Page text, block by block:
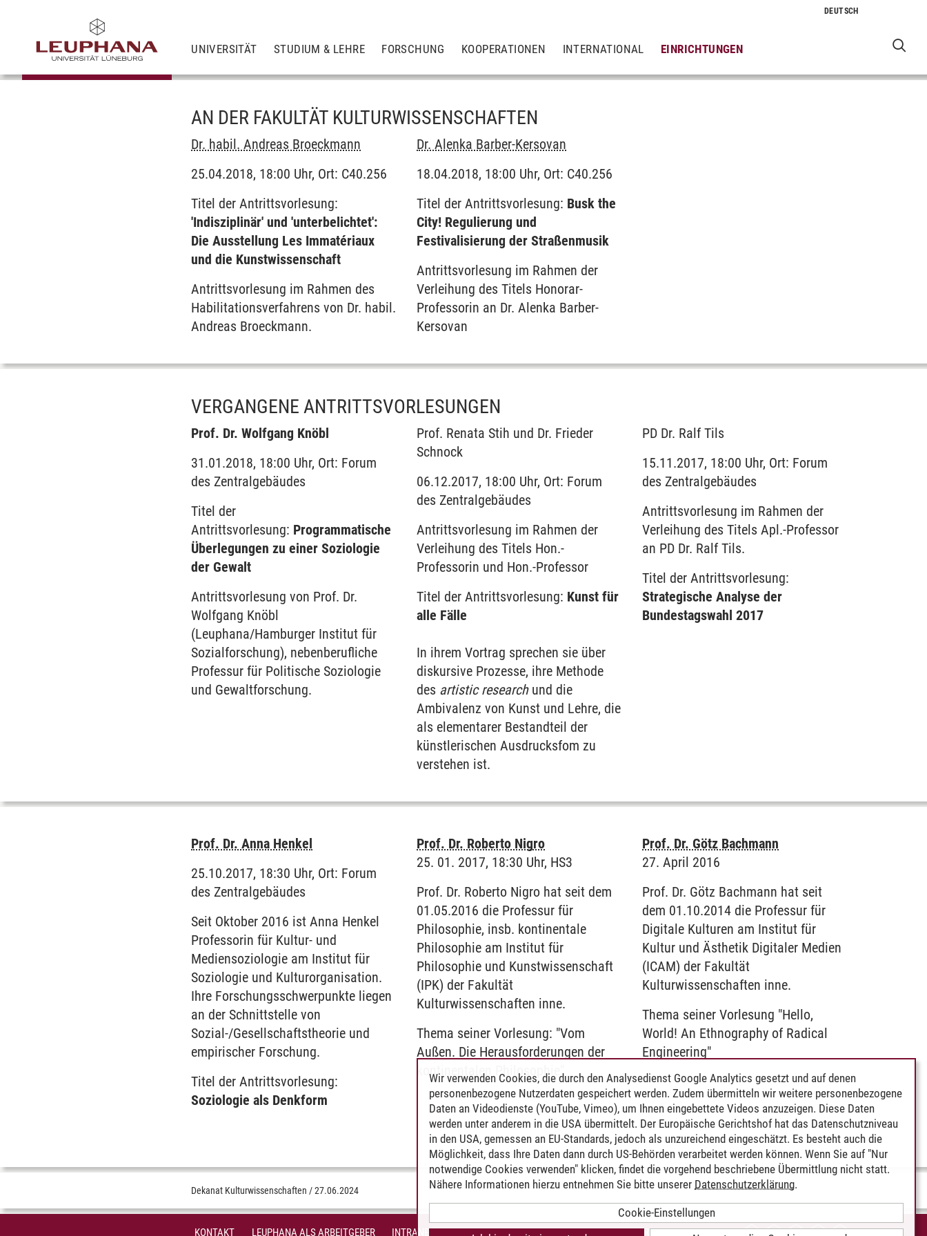
UNIVERSITÄT STUDIUM & LEHRE FORSCHUNG KOOPERATIONEN INTERNATIONAL EINRICHTUNGEN
AN DER FAKULTÄT KULTURWISSENSCHAFTEN
Dr. habil. Andreas Broeckmann
25.04.2018, 18:00 Uhr, Ort: C40.256
Titel der Antrittsvorlesung:
'Indisziplinär' und 'unterbelichtet':
Die Ausstellung Les Immatériaux
und die Kunstwissenschaft
Antrittsvorlesung im Rahmen des
Habilitationsverfahrens von Dr. habil.
Andreas Broeckmann.
Dr. Alenka Barber-Kersovan
18.04.2018, 18:00 Uhr, Ort: C40.256
Titel der Antrittsvorlesung: Busk the
City! Regulierung und
Festivalisierung der Straßenmusik
Antrittsvorlesung im Rahmen der
Verleihung des Titels Honorar-
Professorin an Dr. Alenka Barber-
Kersovan
VERGANGENE ANTRITTSVORLESUNGEN
Prof. Dr. Wolfgang Knöbl
31.01.2018, 18:00 Uhr, Ort: Forum
des Zentralgebäudes
Titel der
Antrittsvorlesung: Programmatische
Überlegungen zu einer Soziologie
der Gewalt
Antrittsvorlesung von Prof. Dr.
Wolfgang Knöbl
(Leuphana/Hamburger Institut für
Sozialforschung), nebenberufliche
Professur für Politische Soziologie
und Gewaltforschung.
Prof. Renata Stih und Dr. Frieder
Schnock
06.12.2017, 18:00 Uhr, Ort: Forum
des Zentralgebäudes
Antrittsvorlesung im Rahmen der
Verleihung des Titels Hon.-
Professorin und Hon.-Professor
Titel der Antrittsvorlesung: Kunst für
alle Fälle
In ihrem Vortrag sprechen sie über
diskursive Prozesse, ihre Methode
des artistic researchund die
Ambivalenz von Kunst und Lehre, die
als elementarer Bestandteil der
künstlerischen Ausdrucksfom zu
verstehen ist.
PD Dr. Ralf Tils
15.11.2017, 18:00 Uhr, Ort: Forum
des Zentralgebäudes
Antrittsvorlesung im Rahmen der
Verleihung des Titels Apl.-Professor
an PD Dr. Ralf Tils.
Titel der Antrittsvorlesung:
Strategische Analyse der
Bundestagswahl 2017
Prof. Dr. Anna Henkel
25.10.2017, 18:30 Uhr, Ort: Forum
des Zentralgebäudes
Seit Oktober 2016 ist Anna Henkel
Professorin für Kultur- und
Mediensoziologie am Institut für
Soziologie und Kulturorganisation.
Ihre Forschungsschwerpunkte liegen
an der Schnittstelle von
Sozial-/Gesellschaftstheorie und
empirischer Forschung.
Titel der Antrittsvorlesung:
Soziologie als Denkform
Prof. Dr. Roberto Nigro
25. 01. 2017, 18:30 Uhr, HS3
Prof. Dr. Roberto Nigro hat seit dem
01.05.2016 die Professur für
Philosophie, insb. kontinentale
Philosophie am Institut für
Philosophie und Kunstwissenschaft
(IPK) der Fakultät
Kulturwissenschaften inne.
Thema seiner Vorlesung: "Vom
Außen. Die Herausforderungen der
kontinentalen Philosophie"
Prof. Dr. Götz Bachmann
27. April 2016
Prof. Dr. Götz Bachmann hat seit
dem 01.10.2014 die Professur für
Digitale Kulturen am Institut für
Kultur und Ästhetik Digitaler Medien
(ICAM) der Fakultät
Kulturwissenschaften inne.
Thema seiner Vorlesung "Hello,
World! An Ethnography of Radical
Engineering"
Dekanat Kulturwissenschaften /27.06.2024
KONTAKT LEUPHANA ALS ARBEITGEBER INTRANET IMPRESSUM DATENSCHUTZ BARRIEREFREIHEIT
Wir verwenden Cookies, die durch den Analysedienst Google Analytics gesetzt und auf denen
personenbezogene Nutzerdaten gespeichert werden. Zudem übermitteln wir weitere personenbezogene
Daten an Videodienste (YouTube, Vimeo), um Ihnen eingebettete Videos anzuzeigen. Diese Daten
werden unter anderem in die USA übermittelt. Der Europäische Gerichtshof hat das Datenschutzniveau
in den USA, gemessen an EU-Standards, jedoch als unzureichend eingeschätzt. Es besteht auch die
Möglichkeit, dass Ihre Daten dann durch US-Behörden verarbeitet werden können. Wenn Sie auf "Nur
notwendige Cookies verwenden" klicken, findet die vorgehend beschriebene Übermittlung nicht statt.
Nähere Informationen hierzu entnehmen Sie bitte unserer Datenschutzerklärung.
Cookie-Einstellungen